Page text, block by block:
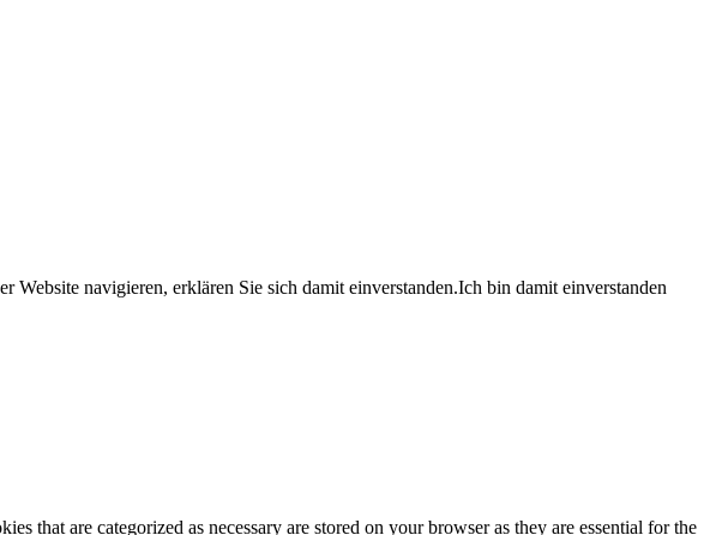
Website navigieren, erklären Sie sich damit einverstanden.Ich bin damit einverstanden
that are categorized as necessary are stored on your browser as they are essential for the